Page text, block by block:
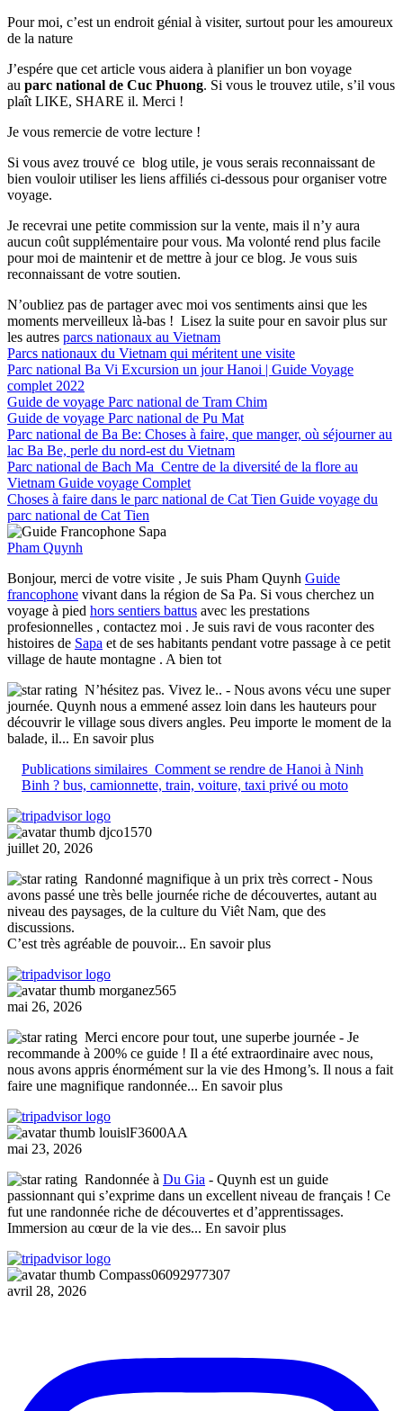
Pour moi, c’est un endroit génial à visiter, surtout pour les amoureux
de la nature
J’espére que cet article vous aidera à planifier un bon voyage
au parc national de Cuc Phuong. Si vous le trouvez utile, s’il vous
plaît LIKE, SHARE il. Merci !
Je vous remercie de votre lecture !
Si vous avez trouvé ce blog utile, je vous serais reconnaissant de
bien vouloir utiliser les liens affiliés ci-dessous pour organiser votre
voyage.
Je recevrai une petite commission sur la vente, mais il n’y aura
aucun coût supplémentaire pour vous. Ma volonté rend plus facile
pour moi de maintenir et de mettre à jour ce blog. Je vous suis
reconnaissant de votre soutien.
N’oubliez pas de partager avec moi vos sentiments ainsi que les
moments merveilleux là-bas ! Lisez la suite pour en savoir plus sur
les autres parcs nationaux au Vietnam
Parcs nationaux du Vietnam qui méritent une visite
Parc national Ba Vi Excursion un jour Hanoi | Guide Voyage
complet 2022
Guide de voyage Parc national de Tram Chim
Guide de voyage Parc national de Pu Mat
Parc national de Ba Be: Choses à faire, que manger, où séjourner au
lac Ba Be, perle du nord-est du Vietnam
Parc national de Bach Ma Centre de la diversité de la flore au
Vietnam Guide voyage Complet
Choses à faire dans le parc national de Cat Tien Guide voyage du
parc national de Cat Tien
Pham Quynh
Bonjour, merci de votre visite , Je suis Pham Quynh Guide
francophone vivant dans la région de Sa Pa. Si vous cherchez un
voyage à pied hors sentiers battus avec les prestations
profesionnelles , contactez moi . Je suis ravi de vous raconter des
histoires de Sapa et de ses habitants pendant votre passage à ce petit
village de haute montagne . A bien tot
N’hésitez pas. Vivez le.. - Nous avons vécu une super
journée. Quynh nous a emmené assez loin dans les hauteurs pour
découvrir le village sous divers angles. Peu importe le moment de la
balade, il... En savoir plus
Publications similaires Comment se rendre de Hanoi à Ninh
Binh ? bus, camionnette, train, voiture, taxi privé ou moto
djco1570
juillet 20, 2026
Randonné magnifique à un prix très correct - Nous
avons passé une très belle journée riche de découvertes, autant au
niveau des paysages, de la culture du Viêt Nam, que des
discussions.
C’est très agréable de pouvoir... En savoir plus
morganez565
mai 26, 2026
Merci encore pour tout, une superbe journée - Je
recommande à 200% ce guide ! Il a été extraordinaire avec nous,
nous avons appris énormément sur la vie des Hmong’s. Il nous a fait
faire une magnifique randonnée... En savoir plus
louislF3600AA
mai 23, 2026
Randonnée à Du Gia - Quynh est un guide
passionnant qui s’exprime dans un excellent niveau de français ! Ce
fut une randonnée riche de découvertes et d’apprentissages.
Immersion au cœur de la vie des... En savoir plus
Compass06092977307
avril 28, 2026